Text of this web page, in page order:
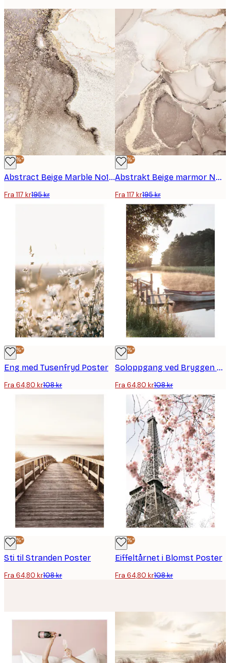
-40%*
Abstract Beige Marble No1 plakat
Fra 117 kr195 kr
-40%*
Abstrakt Beige marmor No2 plakat
Fra 117 kr195 kr
-40%*
Eng med Tusenfryd Poster
Fra 64,80 kr108 kr
-40%*
Soloppgang ved Bryggen Poster
Fra 64,80 kr108 kr
-40%*
Sti til Stranden Poster
Fra 64,80 kr108 kr
-40%*
Eiffeltårnet i Blomst Poster
Fra 64,80 kr108 kr